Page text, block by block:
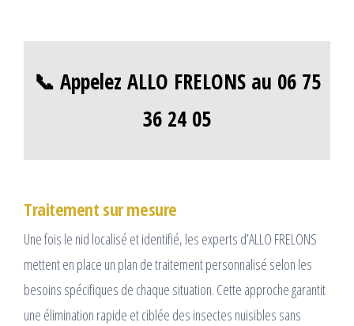
📞 Appelez ALLO FRELONS au 06 75
36 24 05
Traitement sur mesure
Une fois le nid localisé et identifié, les experts d’ALLO FRELONS
mettent en place un plan de traitement personnalisé selon les
besoins spécifiques de chaque situation. Cette approche garantit
une élimination rapide et ciblée des insectes nuisibles sans